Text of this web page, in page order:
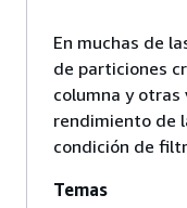
En muchas de
de particiones
columna y otras
rendimiento de
condición de
Temas